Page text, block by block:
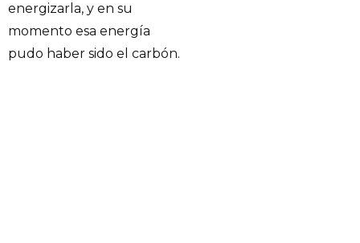
energizarla, y en su
momento esa energía
pudo haber sido el carbón.